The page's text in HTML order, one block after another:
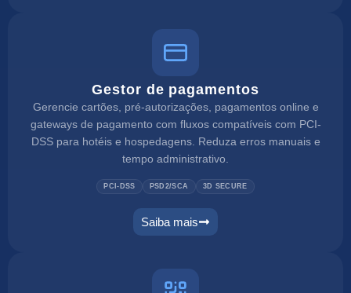
Gestor de pagamentos
Gerencie cartões, pré-autorizações, pagamentos online e
gateways de pagamento com fluxos compatíveis com PCI-
DSS para hotéis e hospedagens. Reduza erros manuais e
tempo administrativo.
PCI-DSS PSD2/SCA 3D SECURE
Saiba mais